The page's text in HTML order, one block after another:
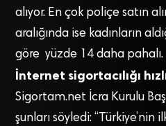
alıyor. En çok poliçe satın
aralığında ise kadınların
göre yüzde 14 daha pahalı.
İnternet sigortacılığı
Sigortam.net İcra Kurulu
şunları söyledi: